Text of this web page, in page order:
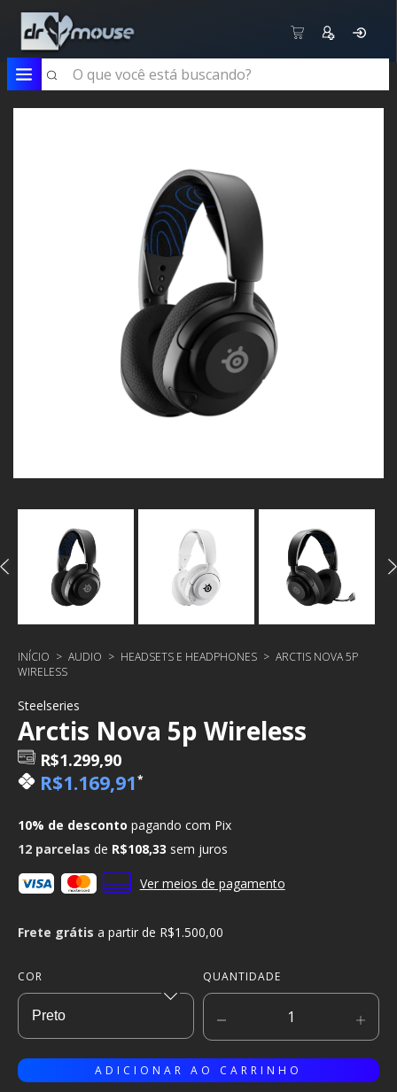
INÍCIO > AUDIO > HEADSETS E HEADPHONES > ARCTIS NOVA 5P
WIRELESS
Steelseries
Arctis Nova 5p Wireless
R$1.299,90
R$1.169,91*
10% de desconto pagando com Pix
12 parcelas de R$108,33 sem juros
Ver meios de pagamento
Frete grátis a partir de R$1.500,00
COR QUANTIDADE